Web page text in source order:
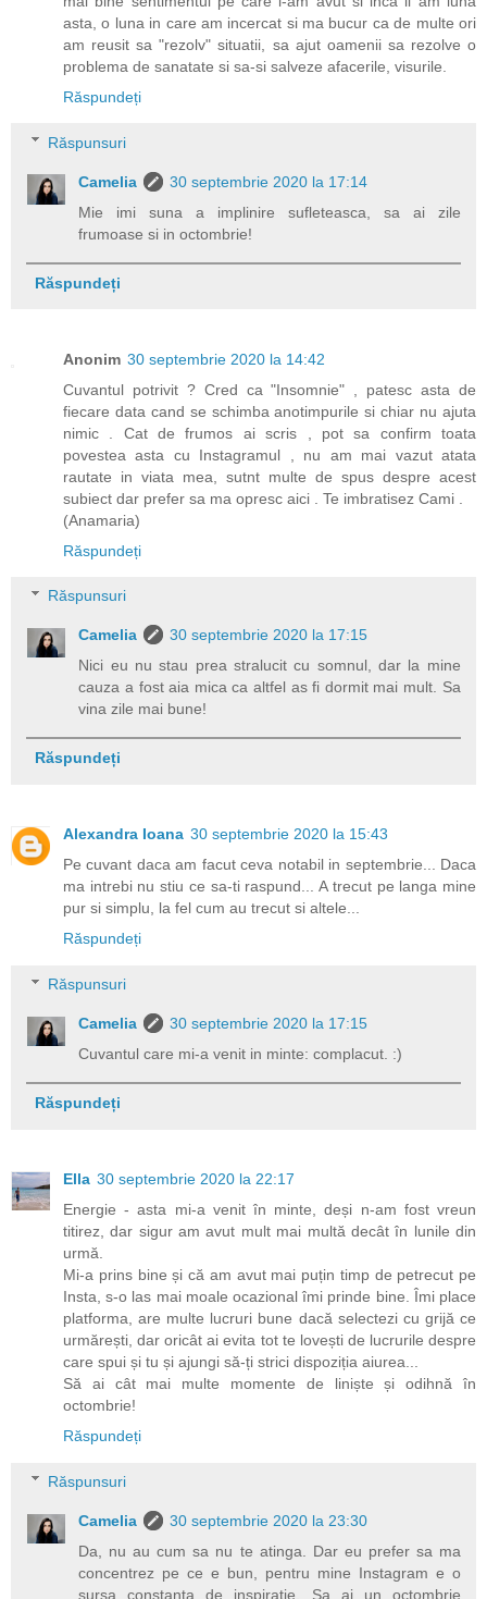
asta, o luna in care am incercat si ma bucur ca de multe ori
am reusit sa "rezolv" situatii, sa ajut oamenii sa rezolve o
problema de sanatate si sa-si salveze afacerile, visurile.
Răspundeți
Răspunsuri
Camelia
30 septembrie 2020 la 17:14
Mie imi suna a implinire sufleteasca, sa ai zile
frumoase si in octombrie!
Răspundeți
Anonim 30 septembrie 2020 la 14:42
Cuvantul potrivit ? Cred ca "Insomnie" , patesc asta de
fiecare data cand se schimba anotimpurile si chiar nu ajuta
nimic . Cat de frumos ai scris , pot sa confirm toata
povestea asta cu Instagramul , nu am mai vazut atata
rautate in viata mea, sutnt multe de spus despre acest
subiect dar prefer sa ma opresc aici . Te imbratisez Cami .
(Anamaria)
Răspundeți
Răspunsuri
Camelia
30 septembrie 2020 la 17:15
Nici eu nu stau prea stralucit cu somnul, dar la mine
cauza a fost aia mica ca altfel as fi dormit mai mult. Sa
vina zile mai bune!
Răspundeți
Alexandra Ioana 30 septembrie 2020 la 15:43
Pe cuvant daca am facut ceva notabil in septembrie... Daca
ma intrebi nu stiu ce sa-ti raspund... A trecut pe langa mine
pur si simplu, la fel cum au trecut si altele...
Răspundeți
Răspunsuri
Camelia
30 septembrie 2020 la 17:15
Cuvantul care mi-a venit in minte: complacut. :)
Răspundeți
Ella 30 septembrie 2020 la 22:17
Energie - asta mi-a venit în minte, deși n-am fost vreun
titirez, dar sigur am avut mult mai multă decât în lunile din
urmă.
Mi-a prins bine și că am avut mai puțin timp de petrecut pe
Insta, s-o las mai moale ocazional îmi prinde bine. Îmi place
platforma, are multe lucruri bune dacă selectezi cu grijă ce
urmărești, dar oricât ai evita tot te lovești de lucrurile despre
care spui și tu și ajungi să-ți strici dispoziția aiurea...
Să ai cât mai multe momente de liniște și odihnă în
octombrie!
Răspundeți
Răspunsuri
Camelia
30 septembrie 2020 la 23:30
Da, nu au cum sa nu te atinga. Dar eu prefer sa ma
concentrez pe ce e bun, pentru mine Instagram e o
sursa constanta de inspiratie. Sa ai un octombrie